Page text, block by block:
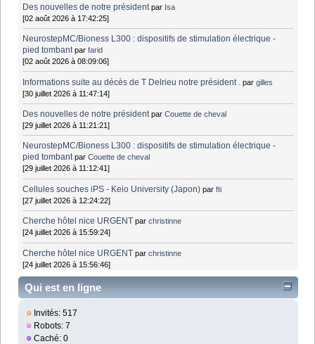
Des nouvelles de notre président par Isa
[02 août 2026 à 17:42:25]
NeurostepMC/Bioness L300 : dispositifs de stimulation électrique -
pied tombant parfarid
[02 août 2026 à 08:09:06]
Informations suite au décès de T Delrieu notre président . pargilles
[30 juillet 2026 à 11:47:14]
Des nouvelles de notre président parCouette de cheval
[29 juillet 2026 à 11:21:21]
NeurostepMC/Bioness L300 : dispositifs de stimulation électrique -
pied tombant parCouette de cheval
[29 juillet 2026 à 11:12:41]
Cellules souches iPS - Keio University (Japon) parfti
[27 juillet 2026 à 12:24:22]
Cherche hôtel nice URGENT parchristinne
[24 juillet 2026 à 15:59:24]
Cherche hôtel nice URGENT parchristinne
[24 juillet 2026 à 15:56:46]
Qui est en ligne
Invités: 517
Robots: 7
Caché: 0